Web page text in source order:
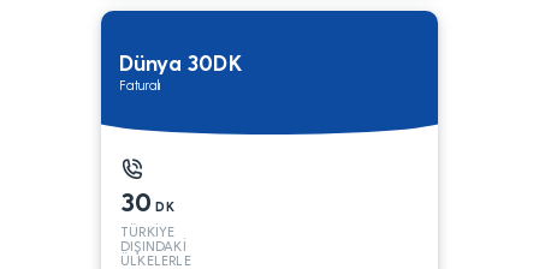
Dünya 30DK
Faturalı
30 DK
TÜRKİYE
DIŞINDAKİ
ÜLKELERLE